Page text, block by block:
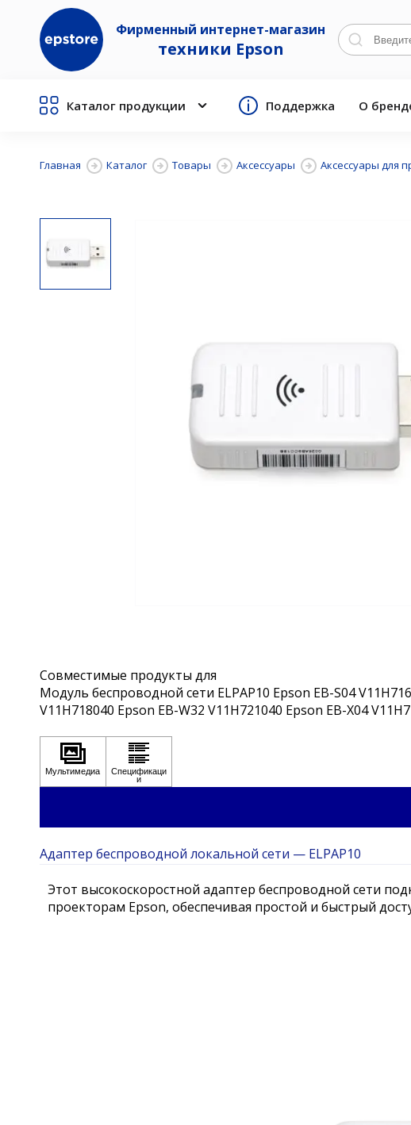
Фирменный интернет-магазин
техники Epson
Каталог продукции Поддержка О
Главная Каталог Товары Аксессуары Аксессуары для
Совместимые продукты для
Модуль беспроводной сети ELPAP10 Epson EB-S04
V11H718040 Epson EB-W32 V11H721040 Epson EB-X04
Адаптер беспроводной локальной сети — ELPAP10
Этот высокоскоростной адаптер беспроводной сети
проекторам Epson, обеспечивая простой и быстрый